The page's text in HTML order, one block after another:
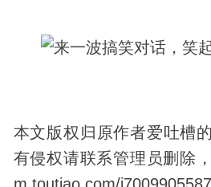
本文版权归原作者爱吐槽
有侵权请联系管理员删除